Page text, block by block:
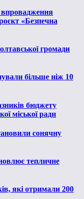
«Безпечна
громади
більше ніж 10
бюджету
міської ради
сонячну
тепличне
які отримали 200